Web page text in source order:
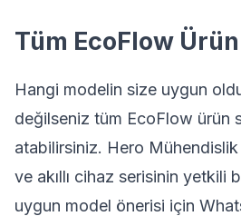
Tüm EcoFlow
Hangi modelin size uygun
değilseniz tüm EcoFlow ürün
atabilirsiniz. Hero
ve akıllı cihaz serisinin yetkili
uygun model önerisi için